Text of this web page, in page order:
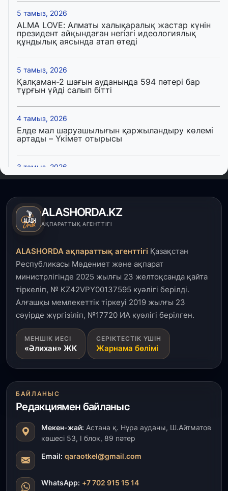
5 тамыз, 2026
ALMA LOVE: Алматы халықаралық жастар күнін
президент айқындаған негізгі идеологиялық
құндылық аясында атап өтеді
5 тамыз, 2026
Қалқаман-2 шағын ауданында 594 пәтері бар
тұрғын үйді салып бітті
4 тамыз, 2026
Елде мал шаруашылығын қаржыландыру көлемі
артады – Үкімет отырысы
3 тамыз, 2026
Өңірлерде жаңа вокзалдар, су құбыры,
пайдалануға берілді
3 тамыз, 2026
салынып жатыр
1 тамыз, 2026
Кинопоиск Қазақстан азаматтарының ең
танымал онлайн-кинотеатрына айналды
31 шілде, 2026
Ақмола облысындағы кездесуде кәсіпкерлер мен
ұстаздар «Әділет» партиясына өз ұсыныстарын
айтты
ҚР Президенті Орталық Азия елдеріне
ұзақмерзімді ынтымақтастық жоспарын әзірлеуді
ұсынды
31 шілде, 2026
«Ауыл аманаты»: Түркістанда 30,2 млрд теңгеге
4 223 жоба қаржыландырылды
ALASHORDA.KZ
АҚПАРАТТЫҚ АГЕНТТІГІ
ALASHORDA ақпараттық агенттігі Қазақстан
Республикасы Мәдениет және ақпарат
министрлігінде 2025 жылғы 23 желтоқсанда қайта
тіркеліп, № KZ42VPY00137595 куәлігі берілді.
Алғашқы мемлекеттік тіркеуі 2019 жылғы 23
сәуірде жүргізіліп, №17720 ИА куәлігі берілген.
МЕНШІК ИЕСІ
«Әлихан» ЖК
СЕРІКТЕСТІК ҮШІН
Жарнама бөлімі
БАЙЛАНЫС
Редакциямен байланыс
Мекен-жай: Астана қ. Нұра ауданы, Ш.Айтматов
көшесі 53, І блок, 89 пәтер
Email: qaraotkel@gmail.com
WhatsApp: +7 702 915 15 14